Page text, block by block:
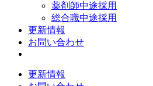
薬剤師中途採用
総合職中途採用
更新情報
お問い合わせ
更新情報